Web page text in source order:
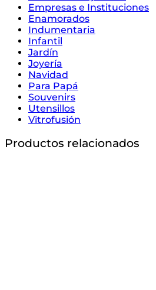
Empresas e Instituciones
Enamorados
Indumentaria
Infantil
Jardín
Joyería
Navidad
Para Papá
Souvenirs
Utensillos
Vitrofusión
Productos relacionados